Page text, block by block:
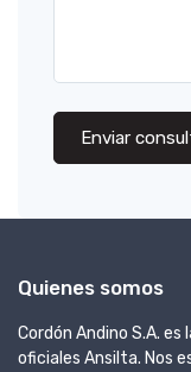
Enviar
Quienes somos
Cordón Andino S.A.
oficiales Ansilta. Nos